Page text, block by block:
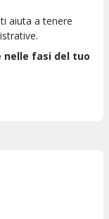
aiuta a tenere
nelle fasi del tuo